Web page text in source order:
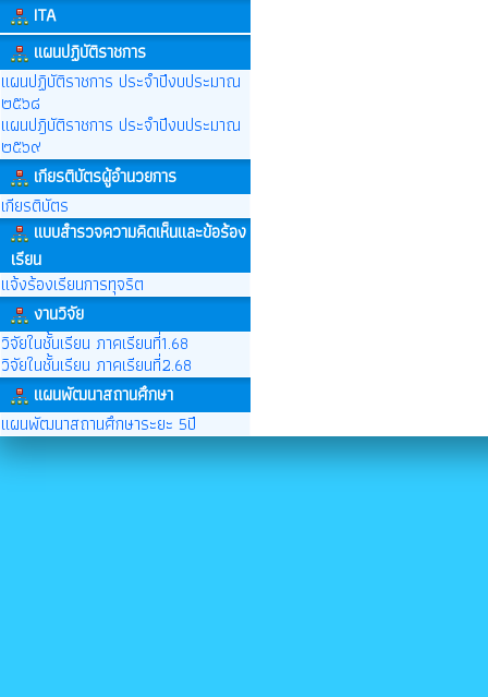
ITA
แผนปฏิบัติราชการ
แผนปฏิบัติราชการ ประจำปีงบประมาณ
๒๕๖๘
แผนปฎิบัติราชการ ประจำปีงบประมาณ
๒๕๖๙
เกียรติบัตรผู้อำนวยการ
เกียรติบัตร
แบบสำรวจความคิดเห็นและข้อร้อง
เรียน
แจ้งร้องเรียนการทุจริต
งานวิจัย
วิจัยในชั้นเรียน ภาคเรียนที่1.68
วิจัยในชั้นเรียน ภาคเรียนที่2.68
แผนพัฒนาสถานศึกษา
แผนพัฒนาสถานศึกษาระยะ 5ปี